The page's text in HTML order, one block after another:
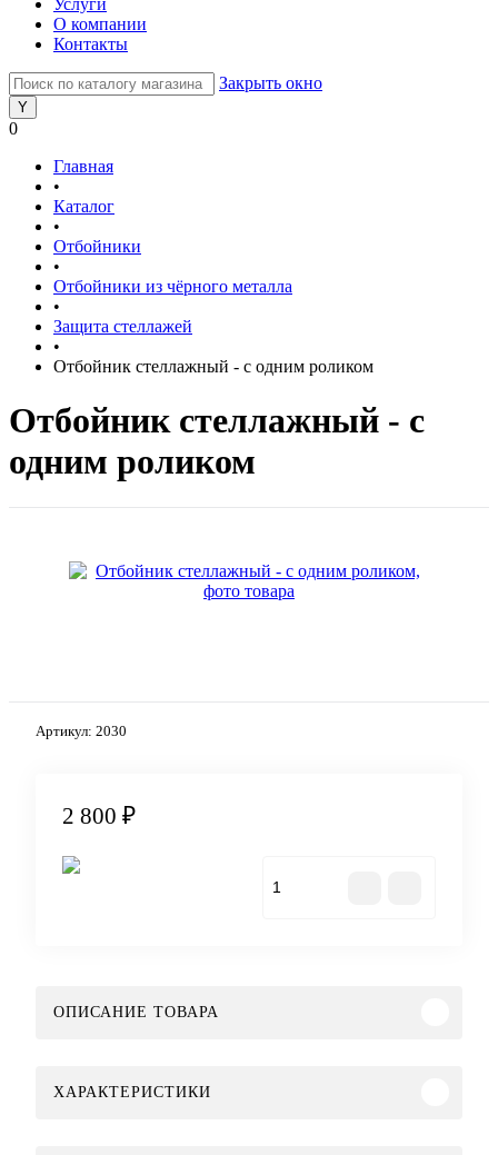
Услуги
О компании
Контакты
Закрыть окно
0
Главная
•
Каталог
•
Отбойники
•
Отбойники из чёрного металла
•
Защита стеллажей
•
Отбойник стеллажный - с одним роликом
Отбойник стеллажный - с
одним роликом
Артикул: 2030
2 800 ₽
Купить
ОПИСАНИЕ ТОВАРА
ХАРАКТЕРИСТИКИ